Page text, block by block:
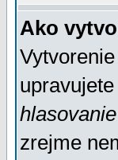
Ako
hlasovanie
zrejme